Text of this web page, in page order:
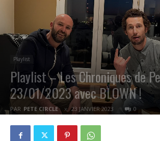
Playlist
Playlist – Les Chroniques de
23/01/2023 avec BLOWN !
PAR PETE CIRCLE 23 JANVIER 2023 0